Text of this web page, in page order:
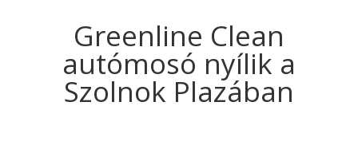
Greenline Clean
autómosó nyílik a
Szolnok Plazában